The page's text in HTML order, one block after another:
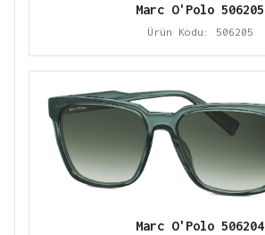
Marc O'Polo 506205
Ürün Kodu: 506205
Marc O'Polo 506204